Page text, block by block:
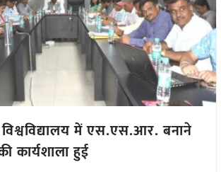
में एस.एस.आर. बनाने
कार्यशाला हुई